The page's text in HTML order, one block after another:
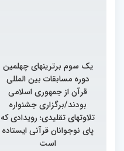
یک سوم برترینهای چهلمین
دوره مسابقات بین المللی
قرآن از جمهوری اسلامی
بودند/برگزاری جشنواره
تلاوتهای تقلیدی؛ رویدادی که
پای نوجوانان قرآنی ایستاده
است